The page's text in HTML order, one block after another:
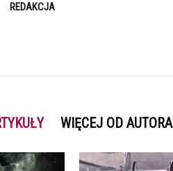
REDAKCJA
WIĘCEJ OD AUTORA